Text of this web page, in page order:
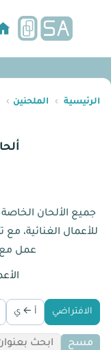
الرئيسية › الملحنين ›
جميع الألحان
للأعمال الغنائية، مع
عمل مع
الافتراضي أ ← ي
مسح